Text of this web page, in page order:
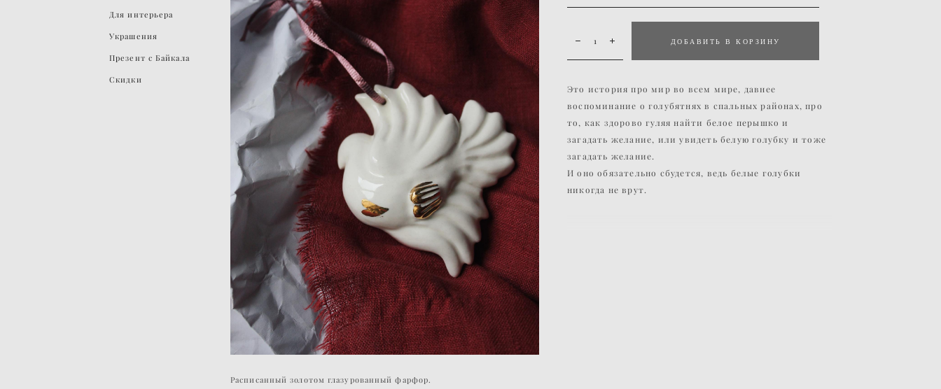
Для интерьера
Украшения
Презент с Байкала
Скидки
ДОБАВИТЬ В КОРЗИНУ
Это история про мир во всем мире, давнее
воспоминание о голубятнях в спальных районах, про
то, как здорово гуляя найти белое перышко и
загадать желание, или увидеть белую голубку и тоже
загадать желание.
И оно обязательно сбудется, ведь белые голубки
никогда не врут.
Расписанный золотом глазурованный фарфор.